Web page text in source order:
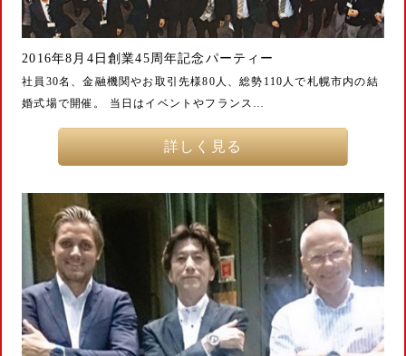
2016年8月4日創業45周年記念パーティー
社員30名、金融機関やお取引先様80人、総勢110人で札幌市内の結
婚式場で開催。 当日はイベントやフランス…
詳しく見る